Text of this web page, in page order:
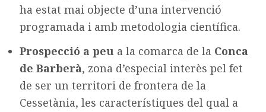
ha estat mai objecte d’una intervenció
programada i amb metodologia científica.
Prospecció a peu a la comarca de la Conca
de Barberà, zona d’especial interès pel fet
de ser un territori de frontera de la
Cessetània, les característiques del qual a